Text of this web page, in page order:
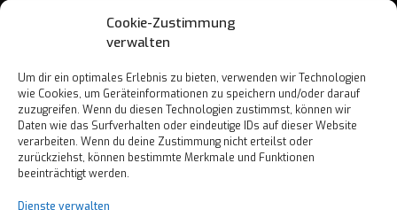
Cookie-Zustimmung
verwalten
Um dir ein optimales Erlebnis zu bieten, verwenden wir Technologien
wie Cookies, um Geräteinformationen zu speichern und/oder darauf
zuzugreifen. Wenn du diesen Technologien zustimmst, können wir
Daten wie das Surfverhalten oder eindeutige IDs auf dieser Website
verarbeiten. Wenn du deine Zustimmung nicht erteilst oder
zurückziehst, können bestimmte Merkmale und Funktionen
beeinträchtigt werden.
Dienste verwalten
Est. 2017